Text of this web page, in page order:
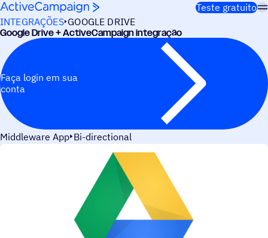
Pular para o conteúdo
Teste gratuito
INTEGRAÇÕES GOOGLE DRIVE
Google Drive + ActiveCampaign integração
Faça login em sua
conta
Middleware App Bi-directional